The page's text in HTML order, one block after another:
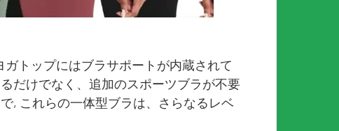
トップにはブラサポートが内蔵されて
だけでなく、追加のスポーツブラが不要
, これらの一体型ブラは、さらなるレベ